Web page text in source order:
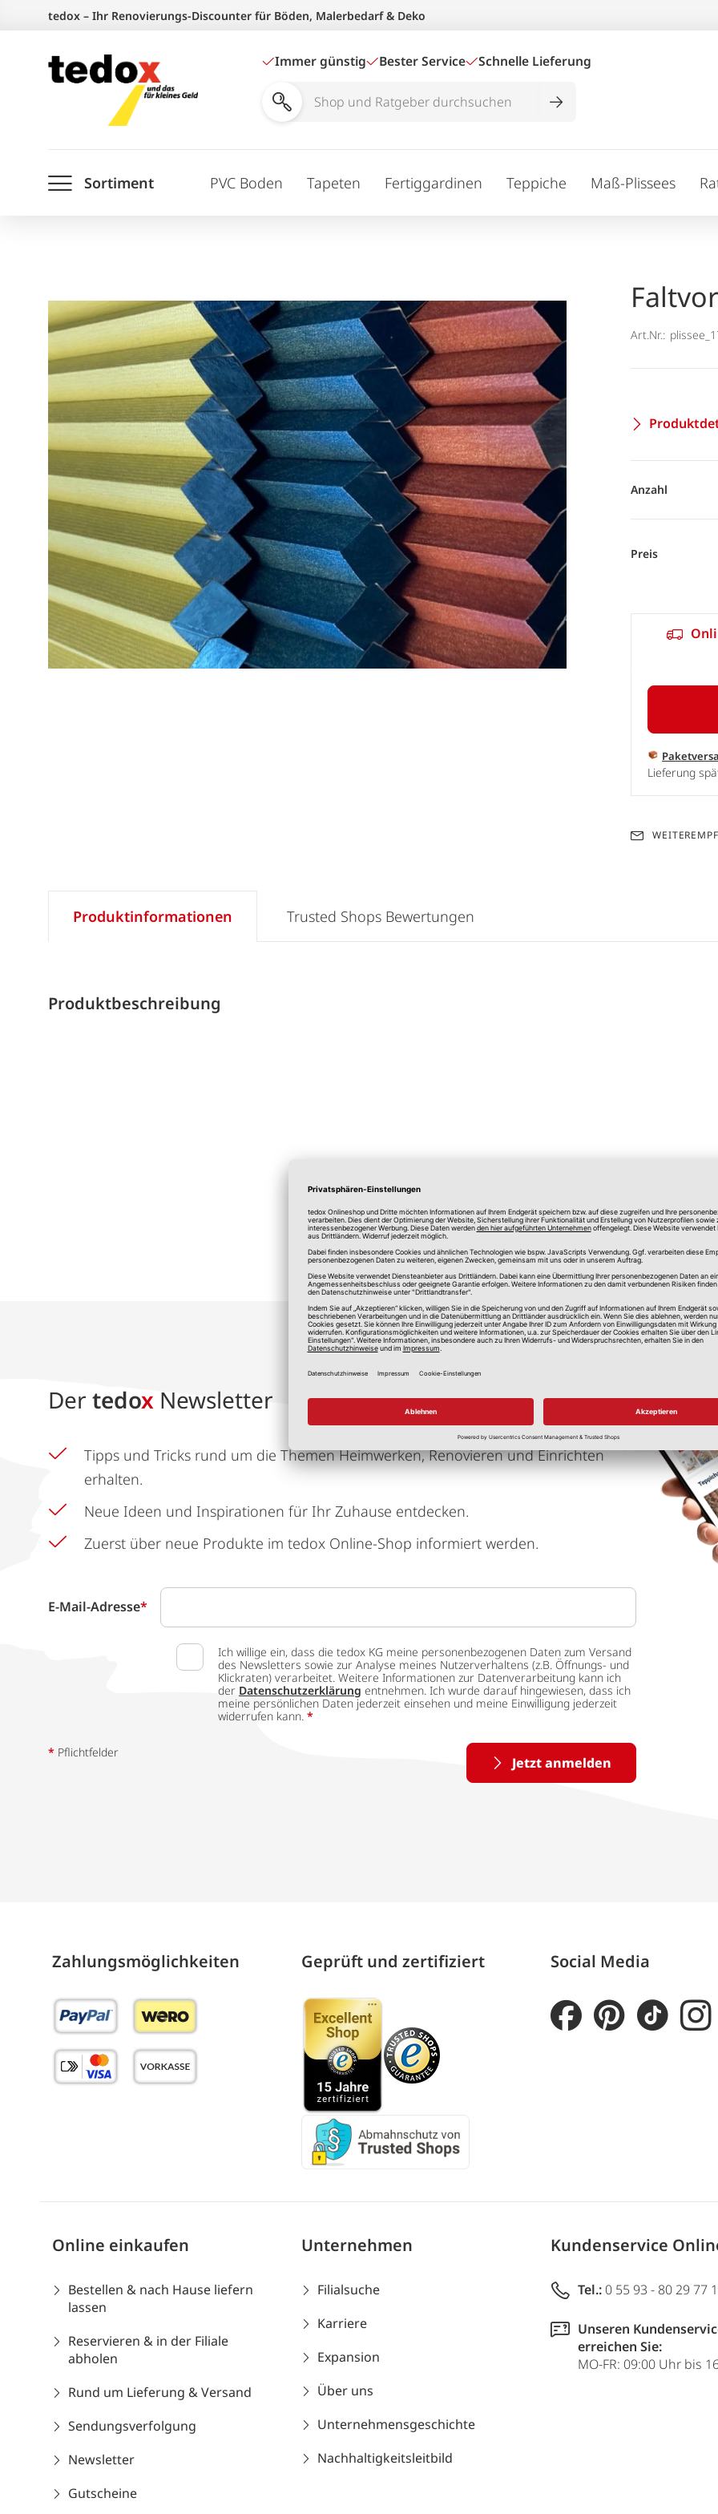
springen
tedox – Ihr Renovierungs-Discounter für Böden, Malerbedarf & Deko
Immer günstig Bester Service Schnelle Lieferung
Shop
durchsuchen
Sortiment PVC Boden Tapeten Fertiggardinen Teppiche Maß-Plissees
Art.Nr.:
Anzahl
Preis
Lieferung
Produktinformationen
Produktbeschreibung
Trusted Shops Bewertungen
*Alle Preise in Euro, inkl. gesetzlicher Mehrwertsteuer, zzgl.
Der tedox Newsletter
Tipps und Tricks rund um die Themen Heimwerken, Renovieren und Einrichten
erhalten.
Neue Ideen und Inspirationen für Ihr Zuhause entdecken.
Zuerst über neue Produkte im tedox Online-Shop informiert werden.
E-Mail-Adresse*
Ich willige ein, dass die tedox KG meine personenbezogenen Daten zum Versand
des Newsletters sowie zur Analyse meines Nutzerverhaltens (z.B. Öffnungs- und
Klickraten) verarbeitet. Weitere Informationen zur Datenverarbeitung kann ich
der Datenschutzerklärung entnehmen. Ich wurde darauf hingewiesen, dass ich
meine persönlichen Daten jederzeit einsehen und meine Einwilligung jederzeit
widerrufen kann. *
Jetzt anmelden
* Pflichtfelder
Zahlungs­möglich­keiten Geprüft und zertifiziert Social Media
Online einkaufen
Bestellen & nach Hause liefern
lassen
Reservieren & in der Filiale
abholen
Rund um Lieferung & Versand
Sendungsverfolgung
Newsletter
Gutscheine
Unternehmen
Filialsuche
Karriere
Expansion
Über uns
Unternehmensgeschichte
Nachhaltigkeitsleitbild
Kundenservice
Tel.: 0 55 93 - 80 29 77
Unseren
erreichen Sie:
MO-FR: 09:00 Uhr bis